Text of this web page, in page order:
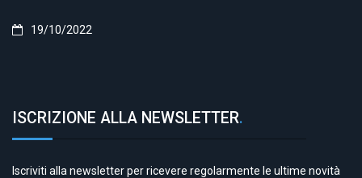
19/10/2022
ISCRIZIONE ALLA NEWSLETTER.
Iscriviti alla newsletter per ricevere regolarmente le ultime novità